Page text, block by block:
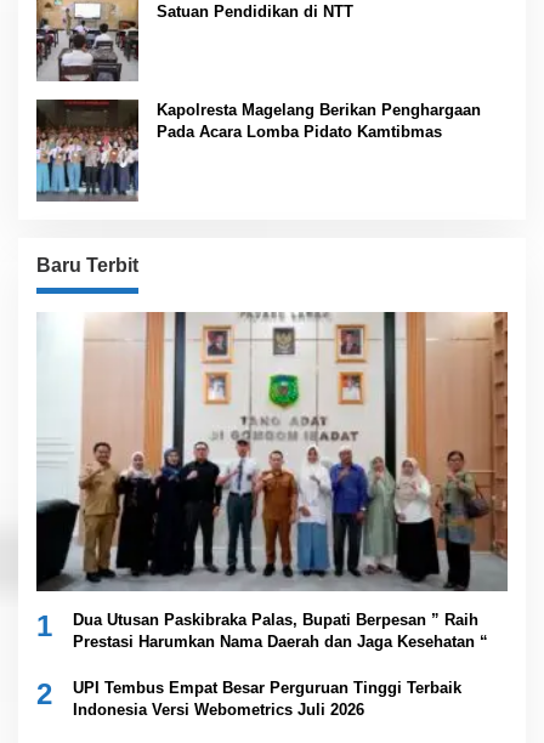
Satuan Pendidikan di NTT
Kapolresta Magelang Berikan Penghargaan
Pada Acara Lomba Pidato Kamtibmas
Baru Terbit
1
Dua Utusan Paskibraka Palas, Bupati Berpesan ” Raih
Prestasi Harumkan Nama Daerah dan Jaga Kesehatan “
2
UPI Tembus Empat Besar Perguruan Tinggi Terbaik
Indonesia Versi Webometrics Juli 2026